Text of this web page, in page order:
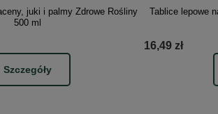
juki i palmy Zdrowe Rośliny
500 ml
Szczegóły
Tablice lepowe
16,49 zł